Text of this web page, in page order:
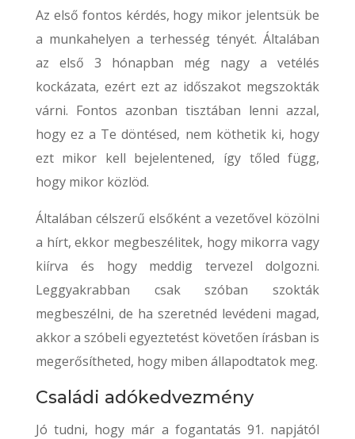
Az első fontos kérdés, hogy mikor jelentsük be
a munkahelyen a terhesség tényét. Általában
az első 3 hónapban még nagy a vetélés
kockázata, ezért ezt az időszakot megszokták
várni. Fontos azonban tisztában lenni azzal,
hogy ez a Te döntésed, nem köthetik ki, hogy
ezt mikor kell bejelentened, így tőled függ,
hogy mikor közlöd.
Általában célszerű elsőként a vezetővel közölni
a hírt, ekkor megbeszélitek, hogy mikorra vagy
kiírva és hogy meddig tervezel dolgozni.
Leggyakrabban csak szóban szokták
megbeszélni, de ha szeretnéd levédeni magad,
akkor a szóbeli egyeztetést követően írásban is
megerősítheted, hogy miben állapodtatok meg.
Családi adókedvezmény
Jó tudni, hogy már a fogantatás 91. napjától